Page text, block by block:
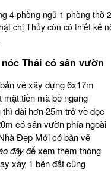
chị Thủy còn có thiết kế
Thái có sân vườn
vẽ xây dựng 6x17m
tiền mà bề ngang
dài hơn 25m trở về dọc
có sân vườn phía ngoài
Đẹp Mới có bản vẽ
đâyđể xem thêm thông
xây 1 bên đất cũng